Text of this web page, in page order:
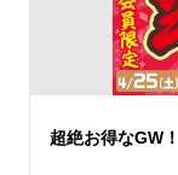
まずは下から
そのあとは、
激をプラス。
極めつけは、に
今年はマヨネー
超絶お得なGW！